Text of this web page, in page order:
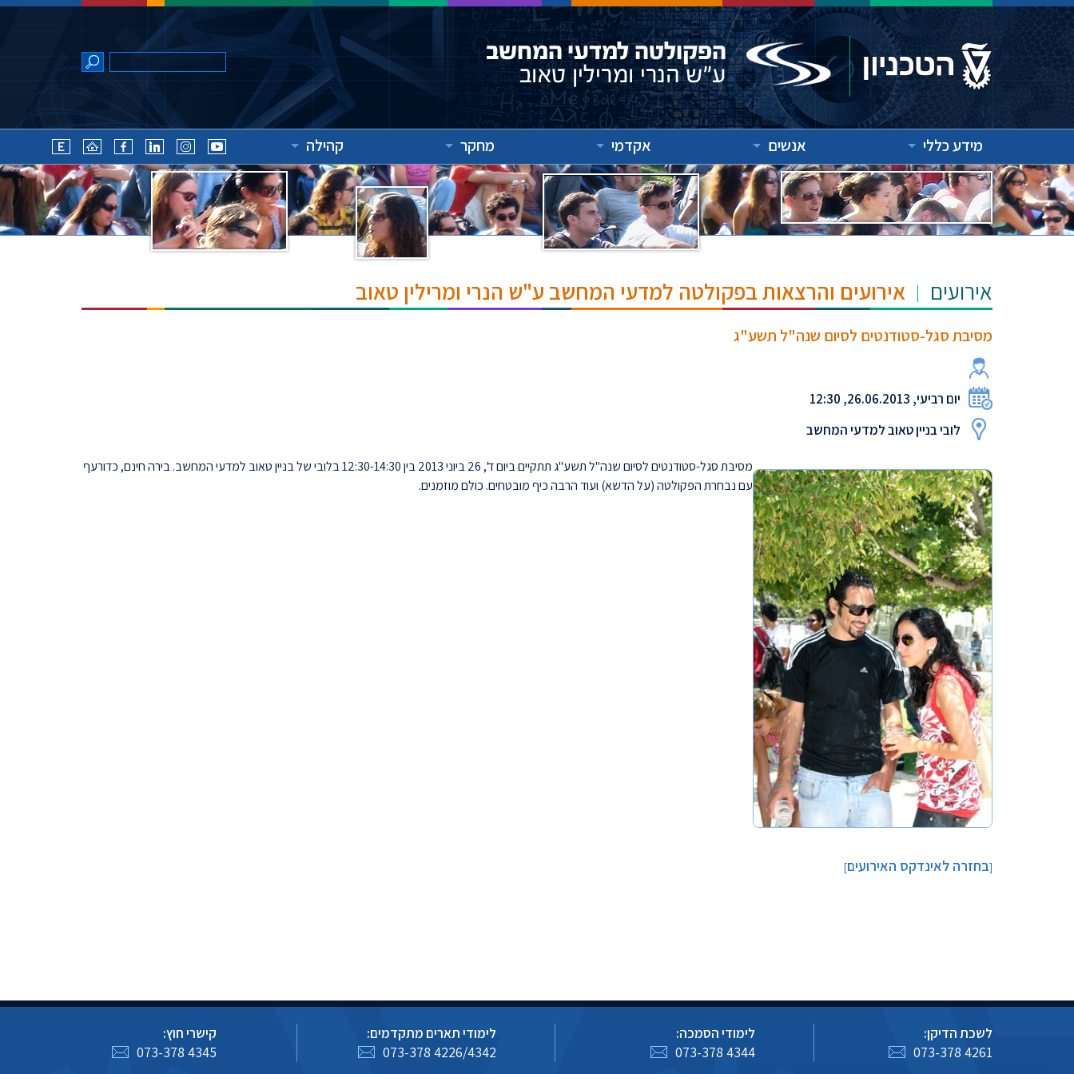
מידע כללי אנשים אקדמי מחקר קהילה
אירועים אירועים והרצאות בפקולטה למדעי המחשב ע"ש הנרי ומרילין טאוב
מסיבת סגל-סטודנטים לסיום שנה"ל תשע"ג
יום רביעי, 26.06.2013, 12:30
לובי בניין טאוב למדעי המחשב
מסיבת סגל-סטודנטים לסיום שנה"ל תשע"ג תתקיים ביום ד', 26 ביוני 2013 בין 12:30-14:30 בלובי של בניין טאוב למדעי המחשב. בירה חינם, כדורעף
עם נבחרת הפקולטה (על הדשא) ועוד הרבה כיף מובטחים. כולם מוזמנים.
[בחזרה לאינדקס האירועים]
לשכת הדיקן:
073-378 4261
לימודי הסמכה:
073-378 4344
לימודי תארים מתקדמים:
073-378 4226/4342
קישרי חוץ:
073-378 4345